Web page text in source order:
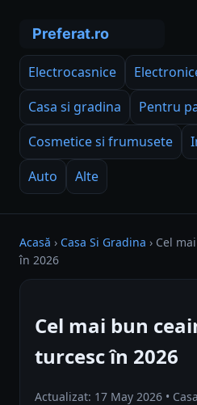
Electrocasnice
Casa si gradina
Pentru
Cosmetice si frumusete
Auto
Alte
Acasă › Casa Si Gradina › Cel
în 2026
Cel mai bun
turcesc în 2026
Actualizat: 17 May 2026 •